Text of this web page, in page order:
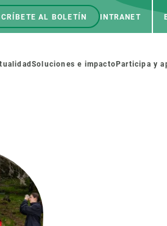
AL BOLETÍN INTRANET
Soluciones e impacto Participa y
Recursos Humanos